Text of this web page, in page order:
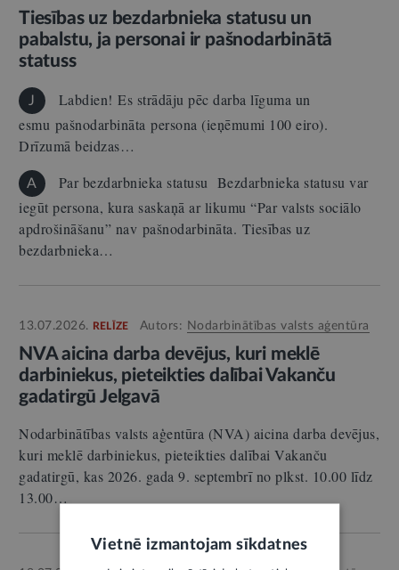
Tiesības uz bezdarbnieka statusu un
pabalstu, ja personai ir pašnodarbinātā
statuss
J
Labdien! Es strādāju pēc darba līguma un
esmu pašnodarbināta persona (ieņēmumi 100 eiro).
Drīzumā beidzas…
A
Par bezdarbnieka statusu Bezdarbnieka statusu var
iegūt persona, kura saskaņā ar likumu “Par valsts sociālo
apdrošināšanu” nav pašnodarbināta. Tiesības uz
bezdarbnieka…
13.07.2026. RELĪZE Autors: Nodarbinātības valsts aģentūra
NVA aicina darba devējus, kuri meklē
darbiniekus, pieteikties dalībai Vakanču
gadatirgū Jelgavā
Nodarbinātības valsts aģentūra (NVA) aicina darba devējus,
kuri meklē darbiniekus, pieteikties dalībai Vakanču
gadatirgū, kas 2026. gada 9. septembrī no plkst. 10.00 līdz
13.00…
Vietnē izmantojam sīkdatnes